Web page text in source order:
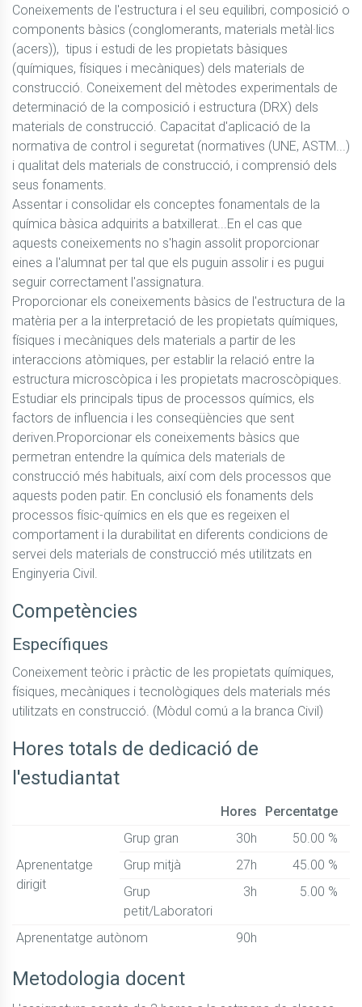
Coneixements de l'estructura i el seu equilibri, composició o
components bàsics (conglomerants, materials metàl·lics
(acers)),  tipus i estudi de les propietats bàsiques
(químiques, físiques i mecàniques) dels materials de
construcció. Coneixement del mètodes experimentals de
determinació de la composició i estructura (DRX) dels
materials de construcció. Capacitat d'aplicació de la
normativa de control i seguretat (normatives (UNE, ASTM...)
i qualitat dels materials de construcció, i comprensió dels
seus fonaments.
Assentar i consolidar els conceptes fonamentals de la
química bàsica adquirits a batxillerat...En el cas que
aquests coneixements no s'hagin assolit proporcionar
eines a l'alumnat per tal que els puguin assolir i es pugui
seguir correctament l'assignatura.
Proporcionar els coneixements bàsics de l'estructura de la
matèria per a la interpretació de les propietats químiques,
físiques i mecàniques dels materials a partir de les
interaccions atòmiques, per establir la relació entre la
estructura microscòpica i les propietats macroscòpiques.
Estudiar els principals tipus de processos químics, els
factors de influencia i les conseqüències que sent
deriven.Proporcionar els coneixements bàsics que
permetran entendre la química dels materials de
construcció més habituals, així com dels processos que
aquests poden patir. En conclusió els fonaments dels
processos físic-químics en els que es regeixen el
comportament i la durabilitat en diferents condicions de
servei dels materials de construcció més utilitzats en
Enginyeria Civil.
Competències
Específiques
Coneixement teòric i pràctic de les propietats químiques,
físiques, mecàniques i tecnològiques dels materials més
utilitzats en construcció. (Mòdul comú a la branca Civil)
Hores totals de dedicació de
l'estudiantat
Hores Percentatge
Aprenentatge
dirigit
Grup gran 30h
50.00 %
Grup mitjà
27h
45.00 %
Grup
petit/Laboratori
3h 5.00 %
Aprenentatge autònom 90h
Metodologia docent